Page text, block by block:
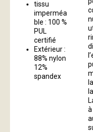
tissu
imperméa
ble : 100 %
PUL
certifié
Extérieur :
88% nylon
12%
spandex
à